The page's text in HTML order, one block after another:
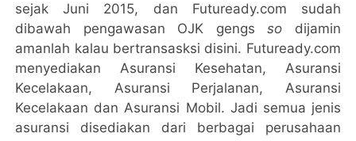
sejak Juni 2015, dan Futuready.com sudah
dibawah pengawasan OJK gengsso dijamin
amanlah kalau bertransasksi disini. Futuready.com
menyediakan Asuransi Kesehatan, Asuransi
Kecelakaan, Asuransi Perjalanan, Asuransi
Kecelakaan dan Asuransi Mobil. Jadi semua jenis
asuransi disediakan dari berbagai perusahaan